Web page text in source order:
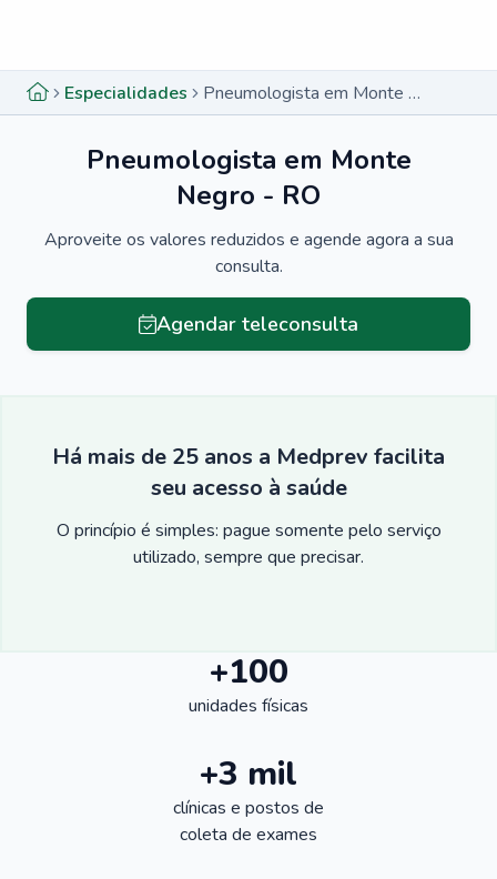
Especialidades Pneumologista em Monte Negro - RO
Pneumologista em Monte
Negro - RO
Aproveite os valores reduzidos e agende agora a sua
consulta.
Agendar teleconsulta
Há mais de 25 anos a Medprev facilita
seu acesso à saúde
O princípio é simples: pague somente pelo serviço
utilizado, sempre que precisar.
+100
unidades físicas
+3 mil
clínicas e postos de
coleta de exames